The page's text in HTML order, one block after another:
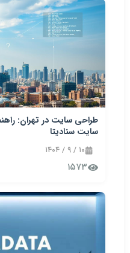
طراحی سایت در تهران:
سایت سنادیتا
۱۰ / ۹ / ۱۴۰۴
۱۵۷۳